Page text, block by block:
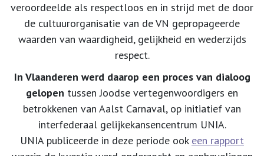
veroordeelde als respectloos en in strijd met de door
de cultuurorganisatie van de VN gepropageerde
waarden van waardigheid, gelijkheid en wederzijds
respect.
In Vlaanderen werd daarop een proces van dialoog
gelopen tussen Joodse vertegenwoordigers en
betrokkenen van Aalst Carnaval, op initiatief van
interfederaal gelijkekansencentrum UNIA.
UNIA publiceerde in deze periode ook een rapport